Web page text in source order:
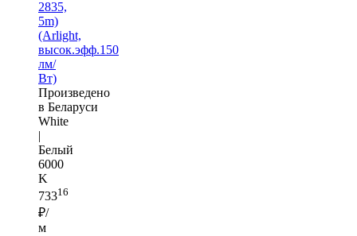
2835,
5m)
(Arlight,
высок.эфф.150
лм/
Вт)
Произведено
в Беларуси
White
|
Белый
6000
K
73316
₽/
м